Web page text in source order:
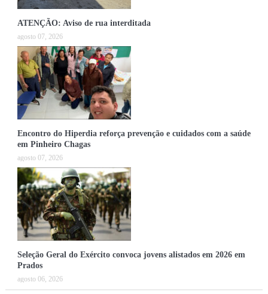
ATENÇÃO: Aviso de rua interditada
agosto 07, 2026
Encontro do Hiperdia reforça prevenção e cuidados com a saúde
em Pinheiro Chagas
agosto 07, 2026
Seleção Geral do Exército convoca jovens alistados em 2026 em
Prados
agosto 06, 2026